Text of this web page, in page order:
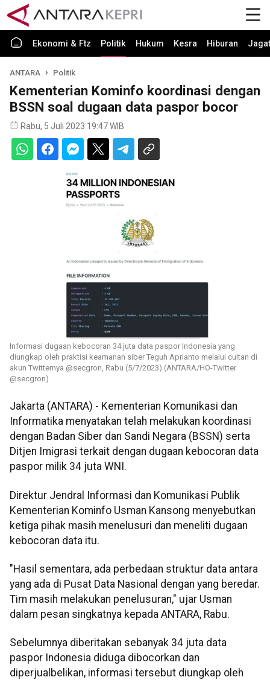
Ekonomi & Ftz Politik Hukum Kesra Hiburan Jagat
ANTARA Politik
Kementerian Kominfo koordinasi dengan
BSSN soal dugaan data paspor bocor
Rabu, 5 Juli 2023 19:47 WIB
Informasi dugaan kebocoran 34 juta data paspor Indonesia yang
diungkap oleh praktisi keamanan siber Teguh Aprianto melalui cuitan di
akun Twitternya @secgron, Rabu (5/7/2023) (ANTARA/HO-Twitter
@secgron)
Jakarta (ANTARA) - Kementerian Komunikasi dan
Informatika menyatakan telah melakukan koordinasi
dengan Badan Siber dan Sandi Negara (BSSN) serta
Ditjen Imigrasi terkait dengan dugaan kebocoran data
paspor milik 34 juta WNI.
Direktur Jendral Informasi dan Komunikasi Publik
Kementerian Kominfo Usman Kansong menyebutkan
ketiga pihak masih menelusuri dan meneliti dugaan
kebocoran data itu.
"Hasil sementara, ada perbedaan struktur data antara
yang ada di Pusat Data Nasional dengan yang beredar.
Tim masih melakukan penelusuran," ujar Usman
dalam pesan singkatnya kepada ANTARA, Rabu.
Sebelumnya diberitakan sebanyak 34 juta data
paspor Indonesia diduga dibocorkan dan
diperjualbelikan, informasi tersebut diungkap oleh